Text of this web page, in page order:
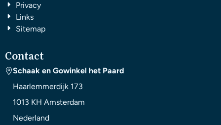
Privacy
Links
Sitemap
Contact
Schaak en Gowinkel het Paard
Haarlemmerdijk 173
1013 KH Amsterdam
Nederland